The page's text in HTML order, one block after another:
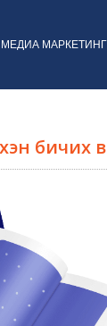
МАРКЕТИНГ
бичих